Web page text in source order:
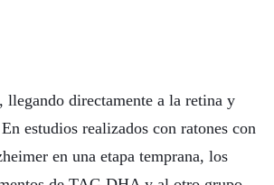
directamente a la retina y
estudios realizados con ratones con
en una etapa temprana, los